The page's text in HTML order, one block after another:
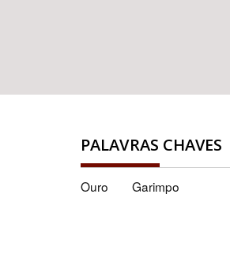
PALAVRAS CHAVES
Ouro Garimpo